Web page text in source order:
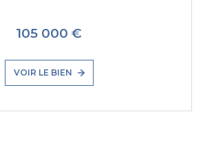
105 000 €
VOIR LE BIEN